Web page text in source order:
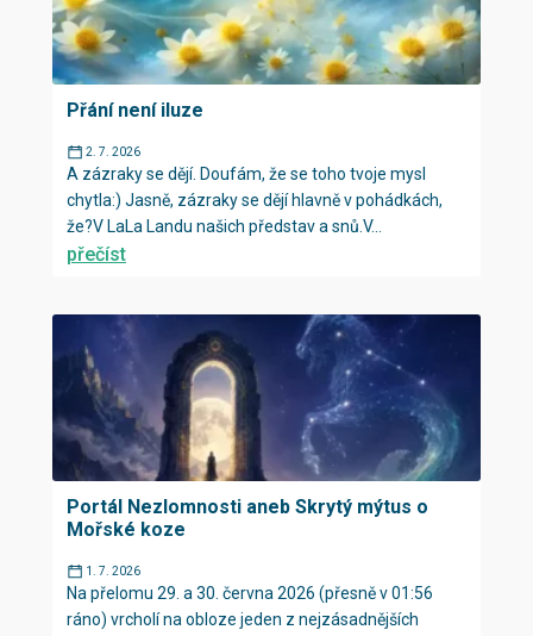
Přání není iluze
2. 7. 2026
A zázraky se dějí. Doufám, že se toho tvoje mysl
chytla:) Jasně, zázraky se dějí hlavně v pohádkách,
že?V LaLa Landu našich představ a snů.V...
přečíst
Portál Nezlomnosti aneb Skrytý mýtus o
Mořské koze
1. 7. 2026
Na přelomu 29. a 30. června 2026 (přesně v 01:56
ráno) vrcholí na obloze jeden z nejzásadnějších